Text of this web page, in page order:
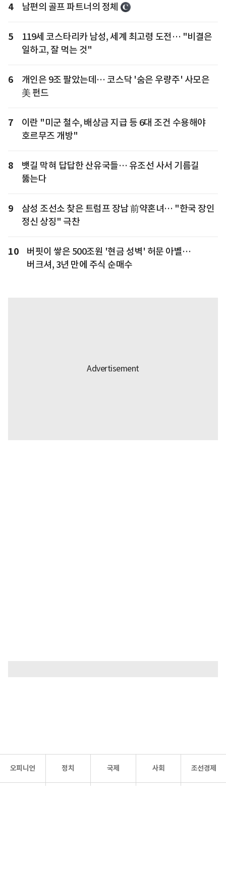
4 남편의 골프 파트너의 정체
5
119세 코스타리카 남성, 세계 최고령 도전… "비결은
일하고, 잘 먹는 것"
6
개인은 9조 팔았는데… 코스닥 '숨은 우량주' 사모은
美 펀드
7
이란 "미군 철수, 배상금 지급 등 6대 조건 수용해야
호르무즈 개방"
8
뱃길 막혀 답답한 산유국들… 유조선 사서 기름길
뚫는다
9
삼성 조선소 찾은 트럼프 장남 前약혼녀… "한국 장인
정신 상징" 극찬
10
버핏이 쌓은 500조원 '현금 성벽' 허문 아벨…
버크셔, 3년 만에 주식 순매수
오피니언 정치 국제 사회 조선경제